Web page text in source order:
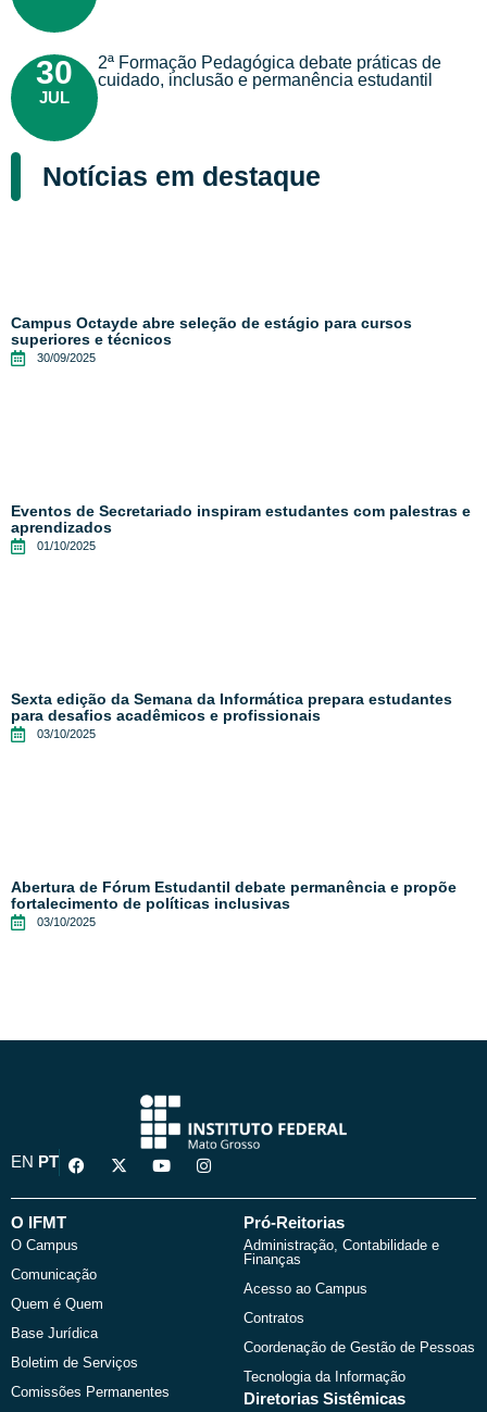
30
JUL
2ª Formação Pedagógica debate práticas de
cuidado, inclusão e permanência estudantil
Notícias em destaque
Campus Octayde abre seleção de estágio para cursos
superiores e técnicos
30/09/2025
Eventos de Secretariado inspiram estudantes com palestras e
aprendizados
01/10/2025
Sexta edição da Semana da Informática prepara estudantes
para desafios acadêmicos e profissionais
03/10/2025
Abertura de Fórum Estudantil debate permanência e propõe
fortalecimento de políticas inclusivas
03/10/2025
EN PT
F
a
e
o
k
X
-
w
Y
o
t
I
n
t
O IFMT
O Campus
Comunicação
Quem é Quem
Base Jurídica
Boletim de Serviços
Comissões Permanentes
Pró-Reitorias
Administração, Contabilidade e
Finanças
Acesso ao Campus
Contratos
Coordenação de Gestão de Pessoas
Tecnologia da Informação
Diretorias Sistêmicas